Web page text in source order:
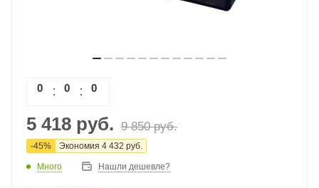
0 0 0
5 418 руб. 9 850руб.
-45% Экономия 4 432 руб.
Много Нашли дешевле?